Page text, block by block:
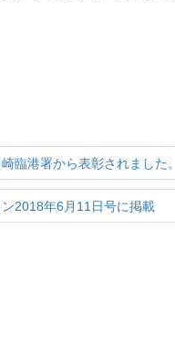
臨港署から表彰されました。
2018年6月11日号に掲載